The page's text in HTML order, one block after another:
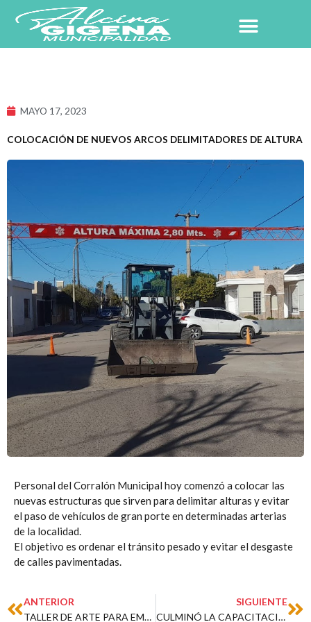
contenido
MAYO 17, 2023
COLOCACIÓN DE NUEVOS ARCOS DELIMITADORES DE ALTURA
Personal del Corralón Municipal hoy comenzó a colocar las
nuevas estructuras que sirven para delimitar alturas y evitar
el paso de vehículos de gran porte en determinadas arterias
de la localidad.
El objetivo es ordenar el tránsito pesado y evitar el desgaste
de calles pavimentadas.
Prev
ANTERIOR
TALLER DE ARTE PARA EMPLEADOS MUNICIPALES
SIGUIENTE
CULMINÓ LA CAPACITACIÓN INICIAL PARA OPERADORES DE EQUIPOS DE PULVERIZACIÓN TERRESTRE